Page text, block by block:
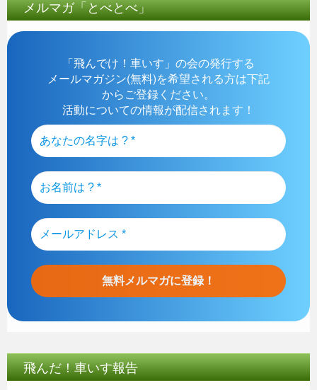
メルマガ「とべとべ」
「飛んでけ！車いす」の会の発行する
メールマガジン(無料)を希望される方は下記
からご登録ください。
活動についての情報が配信されます！
飛んだ！車いす報告